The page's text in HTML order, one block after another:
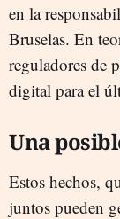
en la
Bruselas. En
reguladores de
digital para el
Una
Estos hechos,
juntos pueden